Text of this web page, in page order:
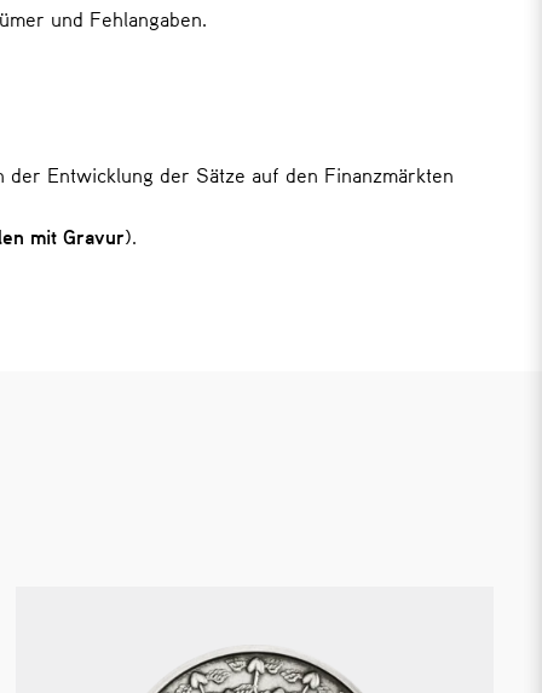
und Fehlangaben.
der Entwicklung der Sätze auf den Finanzmärkten
mit Gravur).